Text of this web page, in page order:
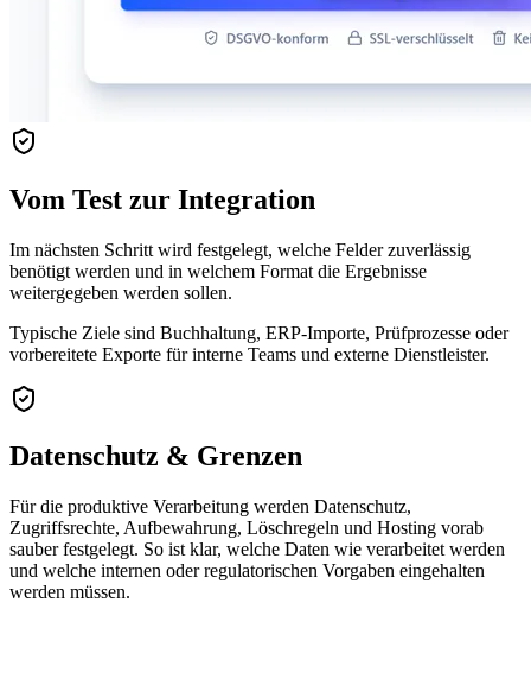
Vom Test zur Integration
Im nächsten Schritt wird festgelegt, welche Felder zuverlässig
benötigt werden und in welchem Format die Ergebnisse
weitergegeben werden sollen.
Typische Ziele sind Buchhaltung, ERP-Importe, Prüfprozesse oder
vorbereitete Exporte für interne Teams und externe Dienstleister.
Datenschutz & Grenzen
Für die produktive Verarbeitung werden Datenschutz,
Zugriffsrechte, Aufbewahrung, Löschregeln und Hosting vorab
sauber festgelegt. So ist klar, welche Daten wie verarbeitet werden
und welche internen oder regulatorischen Vorgaben eingehalten
werden müssen.